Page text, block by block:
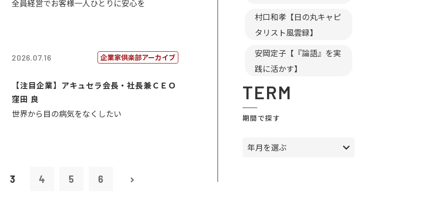
全員経営でお客様一人ひとりに安心を
2026.07.16 企業家倶楽部アーカイブ
【注目企業】アキュセラ会長・社長兼ＣＥＯ
窪田 良
世界から目の病気をなくしたい
3 4 5 6
村口和孝【日の丸キャピ
タリスト風雲録】
安岡定子【『論語』を実
践に活かす】
TERM
期間で探す
年月を選ぶ